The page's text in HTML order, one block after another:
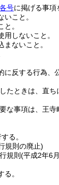
号に掲げる事項
こと。
。
しないこと。
ないこと。
反する行為、
たときは、直
な事項は、王寺
る。
規則の廃止)
規則 (平成2年6
。